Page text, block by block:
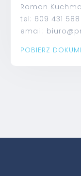
Roman
tel: 609 431 588
email:
POBIERZ